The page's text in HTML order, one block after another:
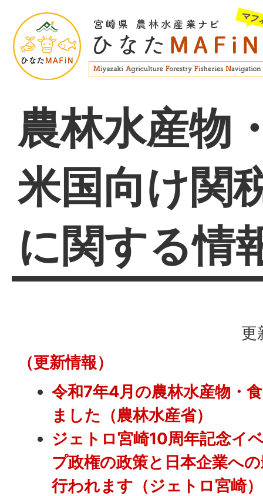
農林水産物
米国向け関
に関する情
更
（更新情報）
令和7年4月の農林水産物・
ました（農林水産省）
ジェトロ宮崎10周年記念イ
プ政権の政策と日本企業へ
行われます（ジェトロ宮崎）